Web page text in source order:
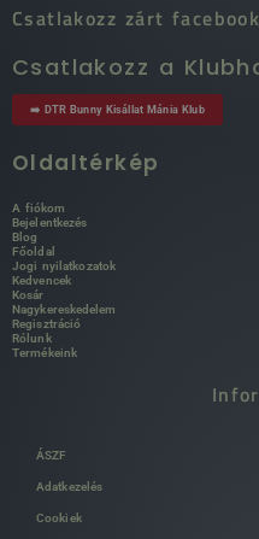
Csatlakozz zárt
Csatlakozz a
➡️ DTR Bunny Kisállat Mánia Klub
Oldaltérkép
A fiókom
Bejelentkezés
Blog
Főoldal
Jogi nyilatkozatok
Kedvencek
Kosár
Nagykereskedelem
Regisztráció
Rólunk
Termékeink
ÁSZF
Adatkezelés
Cookiek